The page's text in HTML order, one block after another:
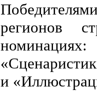
регионов
и